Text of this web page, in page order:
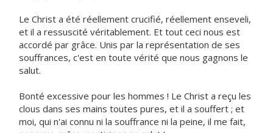
Le Christ a été réellement crucifié, réellement enseveli,
et il a ressuscité véritablement. Et tout ceci nous est
accordé par grâce. Unis par la représentation de ses
souffrances, c'est en toute vérité que nous gagnons le
salut.
Bonté excessive pour les hommes ! Le Christ a reçu les
clous dans ses mains toutes pures, et il a souffert ; et
moi, qui n'ai connu ni la souffrance ni la peine, il me fait,